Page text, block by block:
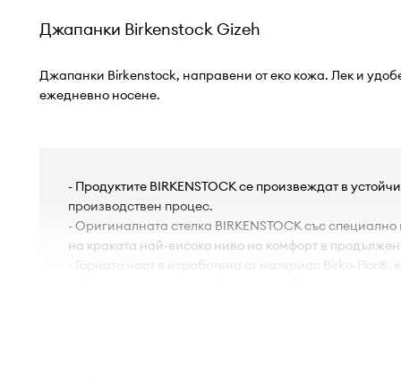
Джапанки Birkenstock Gizeh
Джапанки Birkenstock, направени от еко кожа. Лек и
ежедневно носене.
- Продуктите BIRKENSTOCK се произвеждат в
производствен процес.
- Оригиналната стелка BIRKENSTOCK със
на краката най-високо ниво на комфорт в
- Горната част е изработена от материал Birko-Flor®,